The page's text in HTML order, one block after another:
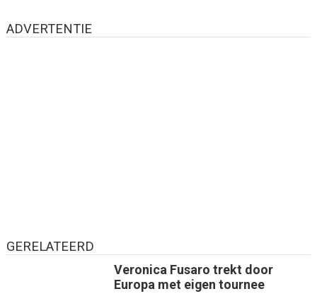
ADVERTENTIE
GERELATEERD
Veronica Fusaro trekt door
Europa met eigen tournee